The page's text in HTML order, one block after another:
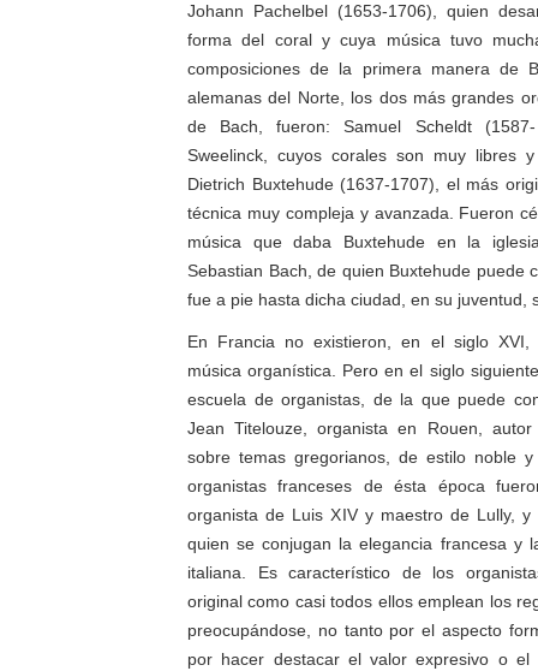
Johann Pachelbel (1653-1706), quien
forma del coral y cuya música tuvo
composiciones de la primera manera de
alemanas del Norte, los dos más grandes
de Bach, fueron: Samuel Scheldt
Sweelinck, cuyos corales son muy libres
Dietrich Buxtehude (1637-1707), el más
técnica muy compleja y avanzada. Fueron
música que daba Buxtehude en la
Sebastian Bach, de quien Buxtehude puede
fue a pie hasta dicha ciudad, en su juventud,
En Francia no existieron, en el siglo XVI,
música organística. Pero en el siglo
escuela de organistas, de la que puede
Jean Titelouze, organista en Rouen,
sobre temas gregorianos, de estilo noble
organistas franceses de ésta época
organista de Luis XIV y maestro de Lully, y
quien se conjugan la elegancia francesa y
italiana. Es característico de los
original como casi todos ellos emplean los
preocupándose, no tanto por el aspecto
por hacer destacar el valor expresivo o